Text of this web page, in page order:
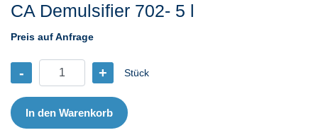
CA Demulsifier 702- 5 l
Preis auf Anfrage
CA
Demulsifier
702-
5
- + Stück
In den Warenkorb